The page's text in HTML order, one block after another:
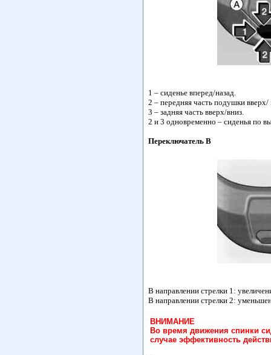
1 – сиденье вперед/назад.
2 – передняя часть подушки вверх/
3 – задняя часть вверх/вниз.
2 и 3 одновременно – сиденья по
Переключатель В
В направлении стрелки 1:
В направлении стрелки 2:
ВНИМАНИЕ
Во время движения спинки
случае эффективность